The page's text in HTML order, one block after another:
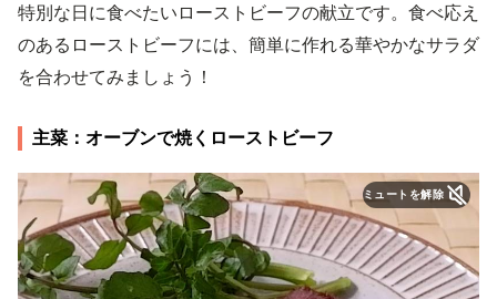
特別な日に食べたいローストビーフの献立です。食べ応え
のあるローストビーフには、簡単に作れる華やかなサラダ
を合わせてみましょう！
主菜：オーブンで焼くローストビーフ
ミュートを解除